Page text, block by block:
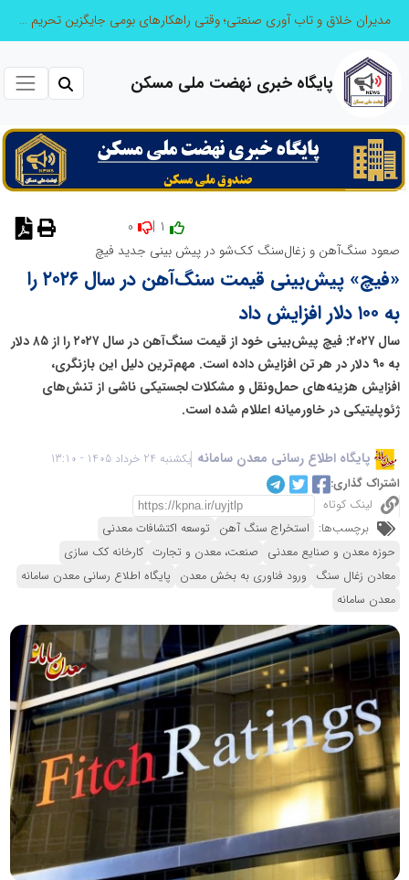
مدیران خلاق و تاب آوری صنعتی؛ وقتی راهکارهای بومی جایگزین تحریم میشود
پایگاه خبری نهضت ملی مسکن
صعود سنگ‌آهن و زغال‌سنگ کک‌شو در پیش بینی جدید فیچ
«فیچ» پیش‌بینی قیمت سنگ‌آهن در سال ۲۰۲۶ را
به ۱۰۰ دلار افزایش داد
سال ۲۰۲۷: فیچ پیش‌بینی خود از قیمت سنگ‌آهن در سال ۲۰۲۷ را از ۸۵ دلار
به ۹۰ دلار در هر تن افزایش داده است. مهم‌ترین دلیل این بازنگری،
افزایش هزینه‌های حمل‌ونقل و مشکلات لجستیکی ناشی از تنش‌های
ژئوپلیتیکی در خاورمیانه اعللام شده است.
پایگاه اطلاع رسانی معدن سامانه یکشنبه 24 خرداد 1405 - 13:10
اشتراک گذاری:
لینک کوتاه
برچسب‌ها: استخراج سنگ آهن توسعه اکتشافات معدنی
حوزه معدن و صنایع معدنی صنعت، معدن و تجارت کارخانه کک سازی
معادن زغال سنگ ورود فناوری به بخش معدن پایگاه اطلاع رسانی معدن سامانه
معدن سامانه